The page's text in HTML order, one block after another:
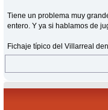
Tiene un problema muy
entero. Y ya si hablamos de
Fichaje típico del Villarreal